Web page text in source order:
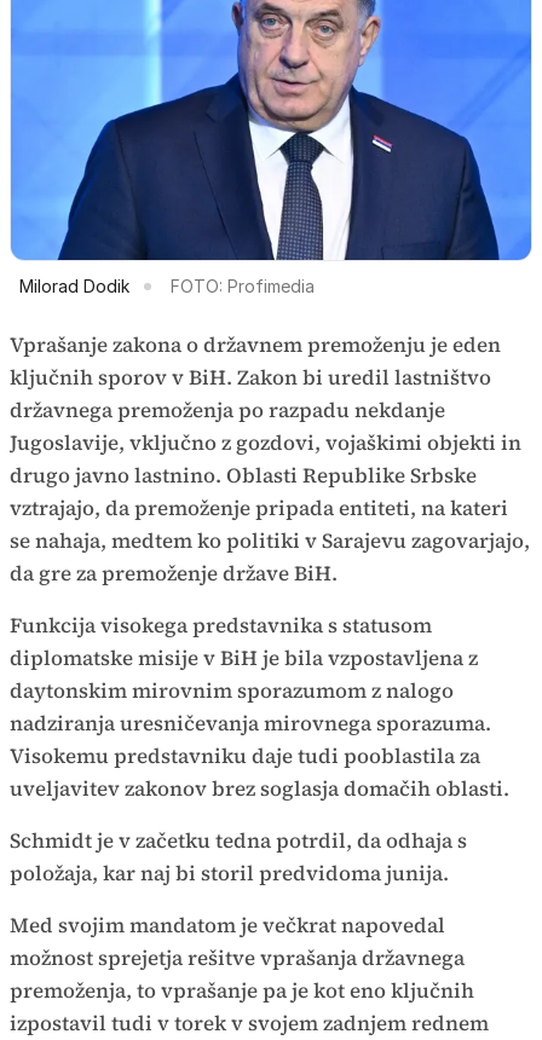
Milorad Dodik FOTO: Profimedia
Vprašanje zakona o državnem premoženju je eden
ključnih sporov v BiH. Zakon bi uredil lastništvo
državnega premoženja po razpadu nekdanje
Jugoslavije, vključno z gozdovi, vojaškimi objekti in
drugo javno lastnino. Oblasti Republike Srbske
vztrajajo, da premoženje pripada entiteti, na kateri
se nahaja, medtem ko politiki v Sarajevu zagovarjajo,
da gre za premoženje države BiH.
Funkcija visokega predstavnika s statusom
diplomatske misije v BiH je bila vzpostavljena z
daytonskim mirovnim sporazumom z nalogo
nadziranja uresničevanja mirovnega sporazuma.
Visokemu predstavniku daje tudi pooblastila za
uveljavitev zakonov brez soglasja domačih oblasti.
Schmidt je v začetku tedna potrdil, da odhaja s
položaja, kar naj bi storil predvidoma junija.
Med svojim mandatom je večkrat napovedal
možnost sprejetja rešitve vprašanja državnega
premoženja, to vprašanje pa je kot eno ključnih
izpostavil tudi v torek v svojem zadnjem rednem